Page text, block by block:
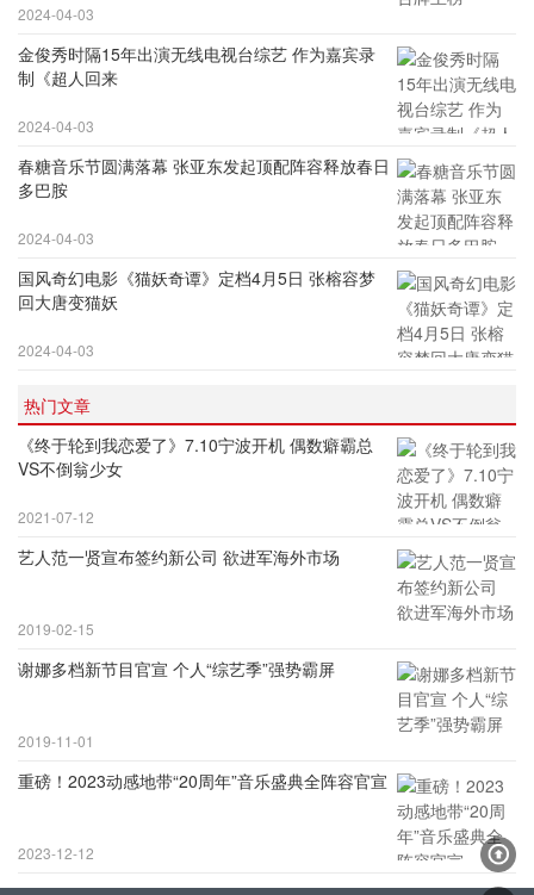
2024-04-03
金俊秀时隔15年出演无线电视台综艺 作为嘉宾录
制《超人回来
2024-04-03
春糖音乐节圆满落幕 张亚东发起顶配阵容释放春日
多巴胺
2024-04-03
国风奇幻电影《猫妖奇谭》定档4月5日 张榕容梦
回大唐变猫妖
2024-04-03
热门文章
《终于轮到我恋爱了》7.10宁波开机 偶数癖霸总
VS不倒翁少女
2021-07-12
艺人范一贤宣布签约新公司 欲进军海外市场
2019-02-15
谢娜多档新节目官宣 个人“综艺季”强势霸屏
2019-11-01
重磅！2023动感地带“20周年”音乐盛典全阵容官宣
2023-12-12